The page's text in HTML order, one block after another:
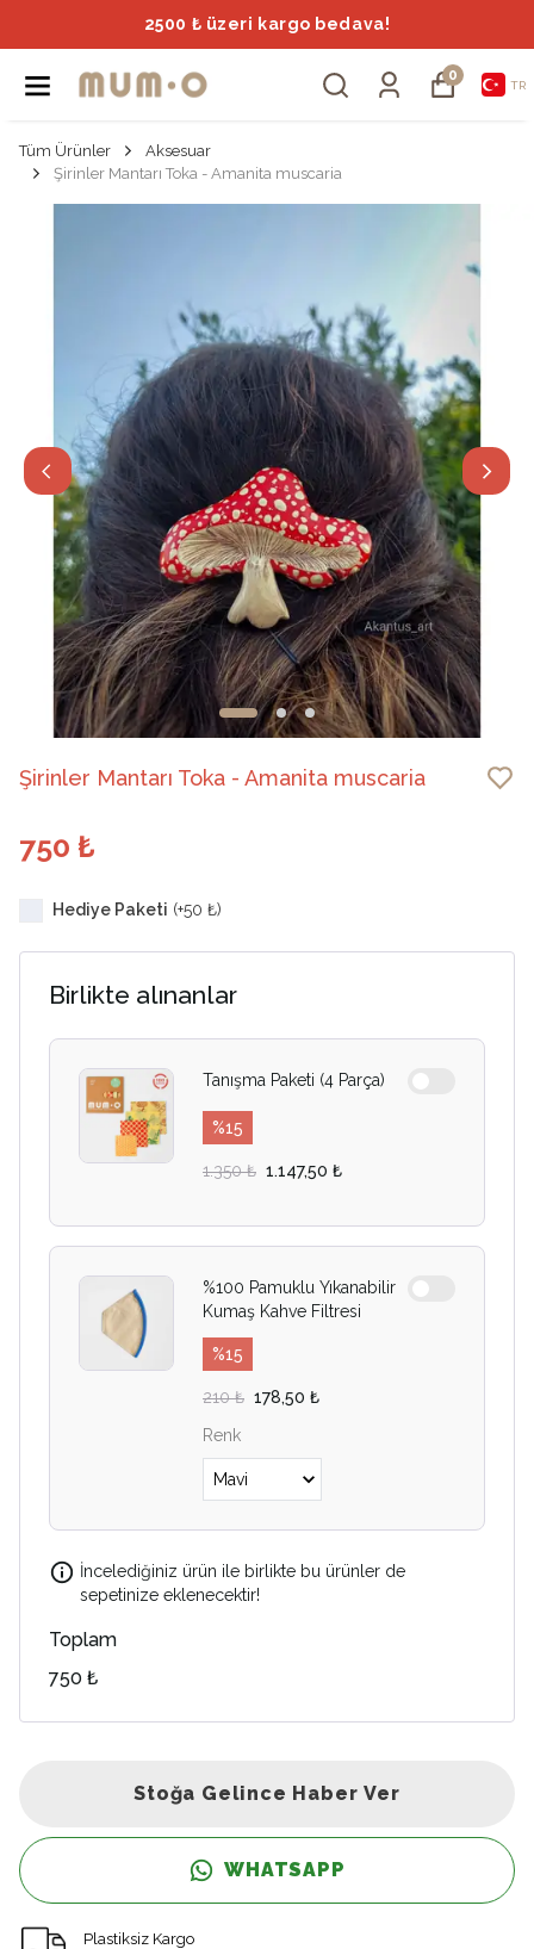
2500 ₺ üzeri kargo bedava!
0
TR
Tüm Ürünler
Aksesuar
Şirinler Mantarı Toka - Amanita muscaria
Şirinler Mantarı Toka - Amanita muscaria
750 ₺
Hediye Paketi (+50 ₺)
Birlikte alınanlar
Tanışma Paketi (4 Parça)
%15
1.350 ₺ 1.147,50 ₺
%100 Pamuklu Yıkanabilir
Kumaş Kahve Filtresi
%15
210 ₺ 178,50 ₺
Renk
İncelediğiniz ürün ile birlikte bu ürünler de
sepetinize eklenecektir!
Toplam
750 ₺
Stoğa Gelince Haber Ver
WHATSAPP
Plastiksiz Kargo